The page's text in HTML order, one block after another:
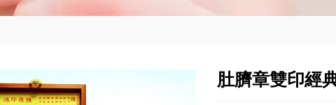
肚臍章雙印經